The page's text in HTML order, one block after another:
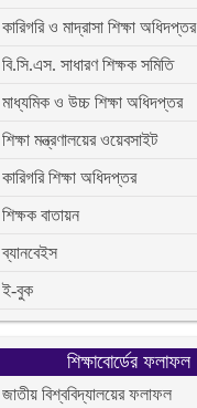
কারিগরি ও মাদ্রাসা শিক্ষা অধিদপ্তর
বি.সি.এস. সাধারণ শিক্ষক সমিতি
মাধ্যমিক ও উচ্চ শিক্ষা অধিদপ্তর
শিক্ষা মন্ত্রণালয়ের ওয়েবসাইট
কারিগরি শিক্ষা অধিদপ্তর
শিক্ষক বাতায়ন
ব্যানবেইস
ই-বুক
শিক্ষাবোর্ডের ফলাফল
জাতীয় বিশ্ববিদ্যালয়ের ফলাফল